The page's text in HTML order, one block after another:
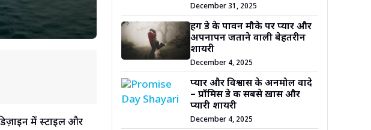
में स्टाइल और
December 31, 2025
हग डे के पावन मौके पर प्यार और
अपनापन जताने वाली बेहतरीन
शायरी
December 4, 2025
प्यार और विश्वास के अनमोल वादे
– प्रॉमिस डे की सबसे ख़ास और
प्यारी शायरी
December 4, 2025